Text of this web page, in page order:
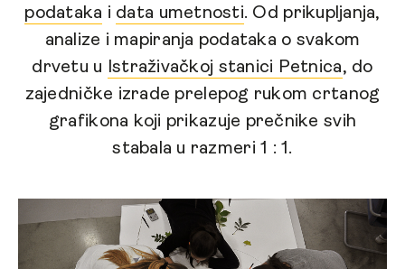
podataka i data umetnosti. Od prikupljanja,
analize i mapiranja podataka o svakom
drvetu u Istraživačkoj stanici Petnica, do
zajedničke izrade prelepog rukom crtanog
grafikona koji prikazuje prečnike svih
stabala u razmeri 1 : 1.